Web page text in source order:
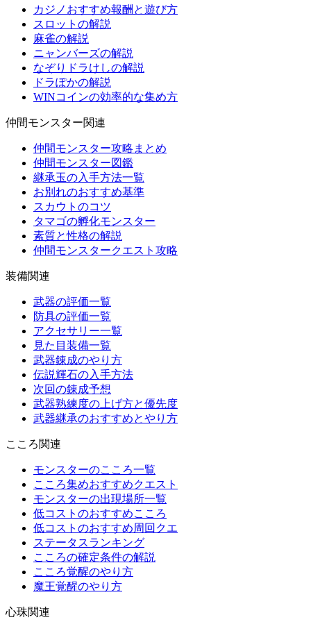
カジノおすすめ報酬と遊び方
スロットの解説
麻雀の解説
ニャンバーズの解説
なぞりドラけしの解説
ドラぽかの解説
WINコインの効率的な集め方
仲間モンスター関連
仲間モンスター攻略まとめ
仲間モンスター図鑑
継承玉の入手方法一覧
お別れのおすすめ基準
スカウトのコツ
タマゴの孵化モンスター
素質と性格の解説
仲間モンスタークエスト攻略
装備関連
武器の評価一覧
防具の評価一覧
アクセサリー一覧
見た目装備一覧
武器錬成のやり方
伝説輝石の入手方法
次回の錬成予想
武器熟練度の上げ方と優先度
武器継承のおすすめとやり方
こころ関連
モンスターのこころ一覧
こころ集めおすすめクエスト
モンスターの出現場所一覧
低コストのおすすめこころ
低コストのおすすめ周回クエ
ステータスランキング
こころの確定条件の解説
こころ覚醒のやり方
魔王覚醒のやり方
心珠関連